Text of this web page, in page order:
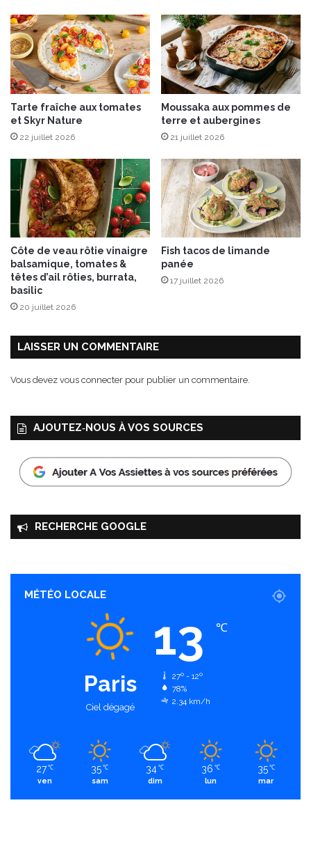
a
r
P
h
i
l
p
p
r
a
y
-
R
s
c
É
i
g
é
t
a
l
A
C
C
R
Tarte fraîche aux tomates
et Skyr Nature
22 juillet 2026
Moussaka aux pommes de
terre et aubergines
21 juillet 2026
Côte de veau rôtie vinaigre
balsamique, tomates &
têtes d’ail rôties, burrata,
basilic
20 juillet 2026
Fish tacos de limande
panée
17 juillet 2026
LAISSER UN COMMENTAIRE
Vous devez vous connecter pour publier un commentaire.
AJOUTEZ‑NOUS À VOS SOURCES
RECHERCHE GOOGLE
MÉTÉO LOCALE
Paris
Ciel dégagé
13 ℃
27º - 12º
78%
2.34 km/h
27 ℃
ven
35 ℃
sam
34 ℃
dim
36 ℃
lun
35 ℃
mar